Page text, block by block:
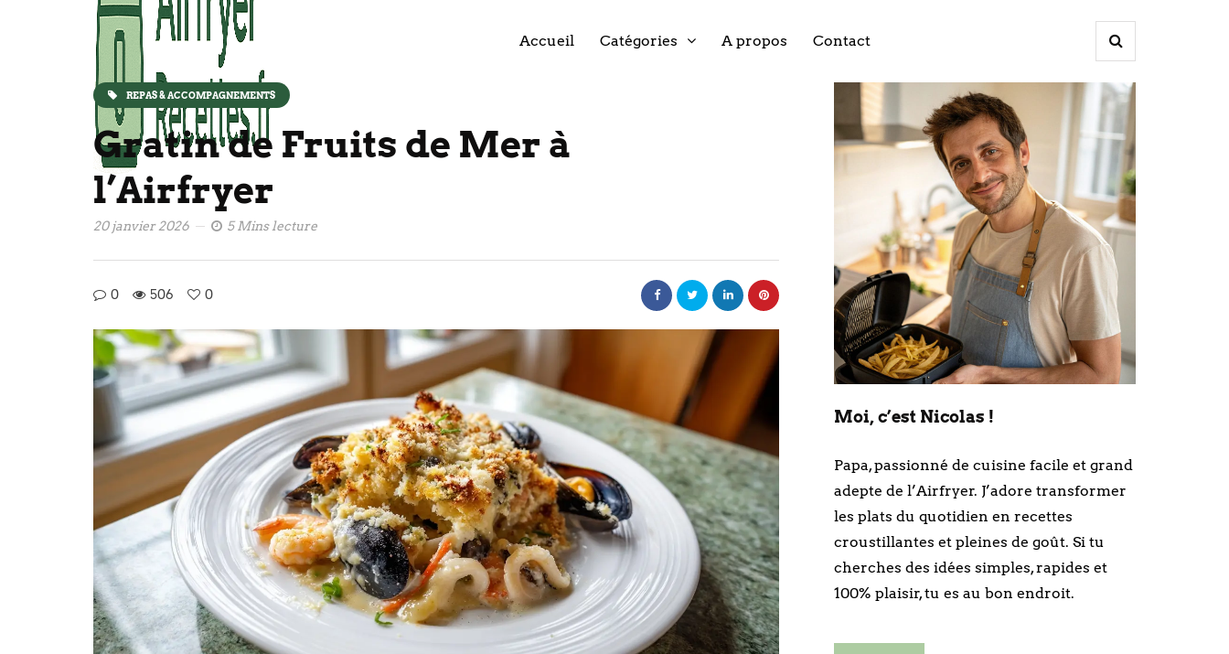
Accueil Catégories A propos Contact
REPAS & ACCOMPAGNEMENTS
Gratin de Fruits de Mer à
l’Airfryer
20 janvier 2026 5 Mins lecture
0 506 0
Moi, c’est Nicolas !
Papa, passionné de cuisine facile et grand
adepte de l’Airfryer. J’adore transformer
les plats du quotidien en recettes
croustillantes et pleines de goût. Si tu
cherches des idées simples, rapides et
100% plaisir, tu es au bon endroit.